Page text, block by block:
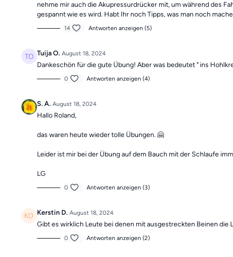
nehme mir auch die Akupressurdrücker mit, um während des
gespannt wie es wird. Habt Ihr noch Tipps, was man noch
14 Antworten anzeigen (5)
Tuija O. August 18, 2024
Dankeschön für die gute Übung! Aber was bedeutet " ins
0 Antworten anzeigen (4)
S. A. August 18, 2024
Hallo Roland,
das waren heute wieder tolle Übungen. 🤗
Leider ist mir bei der Übung auf dem Bauch mit der Schlaufe
LG
0 Antworten anzeigen (3)
Kerstin D. August 18, 2024
Gibt es wirklich Leute bei denen mit ausgestreckten Beinen die
0 Antworten anzeigen (2)